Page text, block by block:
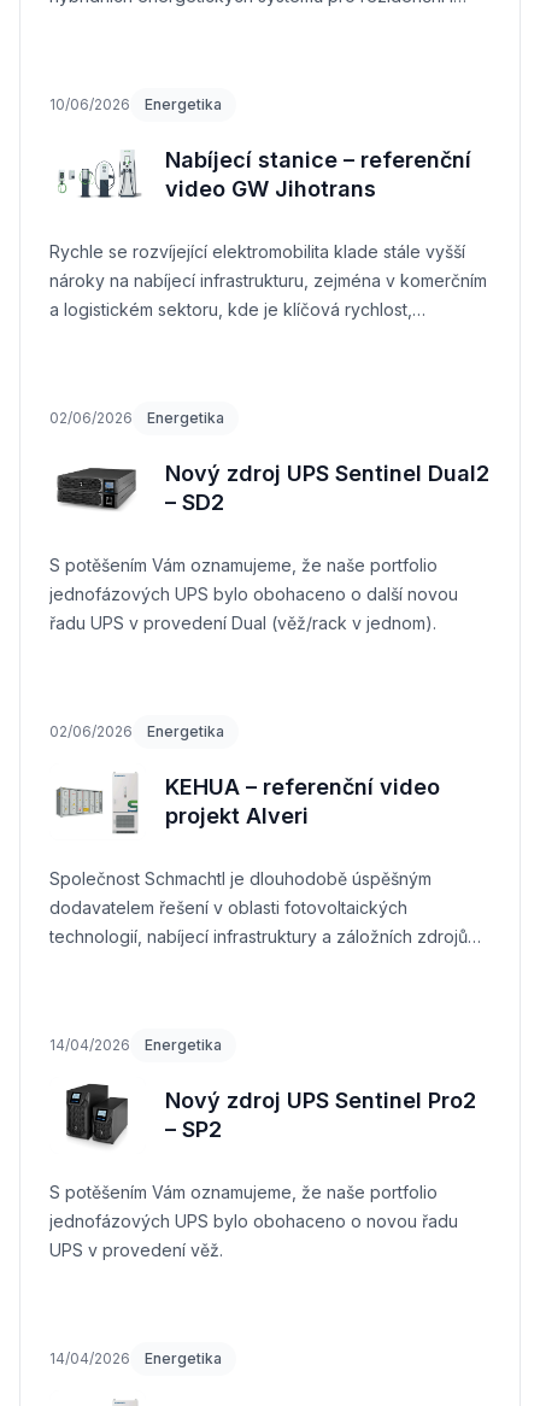
10/06/2026 Energetika
Nabíjecí stanice – referenční
video GW Jihotrans
Rychle se rozvíjející elektromobilita klade stále vyšší
nároky na nabíjecí infrastrukturu, zejména v komerčním
a logistickém sektoru, kde je klíčová rychlost,
02/06/2026 Energetika
Nový zdroj UPS Sentinel Dual2
– SD2
S potěšením Vám oznamujeme, že naše portfolio
jednofázových UPS bylo obohaceno o další novou
řadu UPS v provedení Dual (věž/rack v jednom).
02/06/2026 Energetika
KEHUA – referenční video
projekt Alveri
Společnost Schmachtl je dlouhodobě úspěšným
dodavatelem řešení v oblasti fotovoltaických
technologií, nabíjecí infrastruktury a záložních zdrojů
14/04/2026 Energetika
Nový zdroj UPS Sentinel Pro2
– SP2
S potěšením Vám oznamujeme, že naše portfolio
jednofázových UPS bylo obohaceno o novou řadu
UPS v provedení věž.
14/04/2026 Energetika